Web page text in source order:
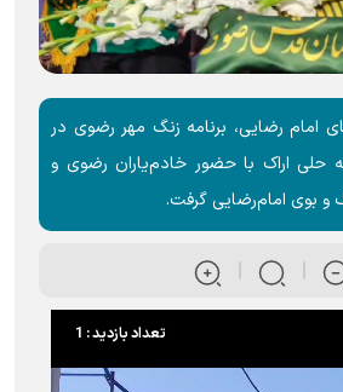
امام رضایی، برنامه زنگ مهر رضوی در
حلی اراک با حضور خادم‌یاران رضوی و
و بوی امام‌رضایی گرفت.
تعداد بازدید : 1